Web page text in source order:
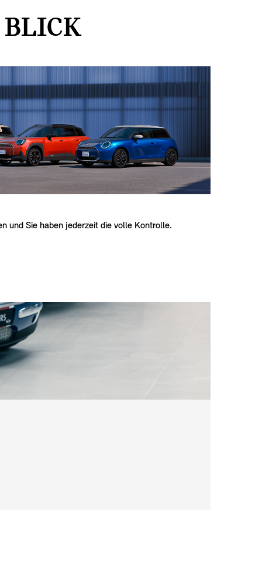
und Sie haben jederzeit die volle Kontrolle.